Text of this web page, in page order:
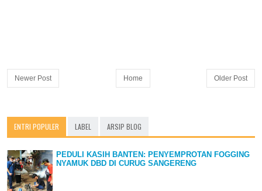
Newer Post Older Post
Home
ENTRI POPULER LABEL ARSIP BLOG
PEDULI KASIH BANTEN: PENYEMPROTAN FOGGING
NYAMUK DBD DI CURUG SANGERENG